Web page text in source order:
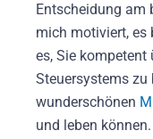
Entscheidung am
mich motiviert, es
es, Sie kompetent
Steuersystems zu
wunderschönen
und leben